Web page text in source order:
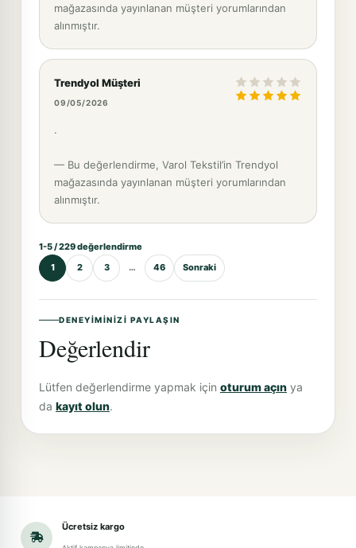
mağazasında yayınlanan müşteri yorumlarından
alınmıştır.
Trendyol Müşteri
09/05/2026
.
— Bu değerlendirme, Varol Tekstil’in Trendyol
mağazasında yayınlanan müşteri yorumlarından
alınmıştır.
1-5 / 229 değerlendirme
1
2 3 … 46 Sonraki
DENEYIMINIZI PAYLAŞIN
Değerlendir
Lütfen değerlendirme yapmak için oturum açın ya
da kayıt olun.
Ücretsiz kargo